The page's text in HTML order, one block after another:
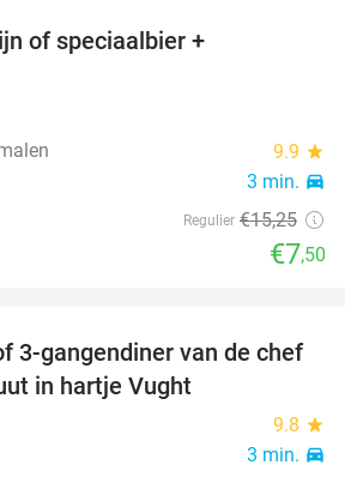
of speciaalbier +
9.9 star
3 min. directions_car
Regulier €15,25
€7,50
40%
3-gangendiner van de chef
in hartje Vught
9.8 star
3 min. directions_car